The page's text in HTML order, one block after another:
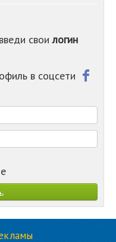
-
-
своилогин
в соцсети